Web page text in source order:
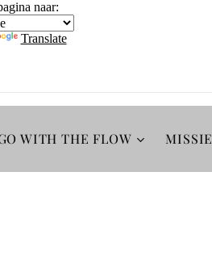
naar:
Translate
WITH THE FLOW MISSIE